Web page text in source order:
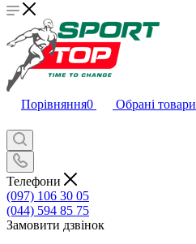
Порівняння0 Обрані товари
Телефони
(097) 106 30 05
(044) 594 85 75
Замовити дзвінок